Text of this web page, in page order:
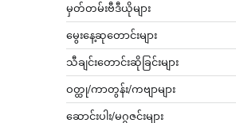
မှတ်တမ်းဗီဒီယိုများ
မွေးနေ့ဆုတောင်းများ
သီချင်းတောင်းဆိုခြင်းများ
ဝတ္ထု/ကာတွန်း/ကဗျာများ
ဆောင်းပါး/မဂ္ဂဇင်းများ